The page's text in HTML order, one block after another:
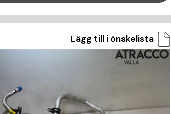
Lägg till i önskelista